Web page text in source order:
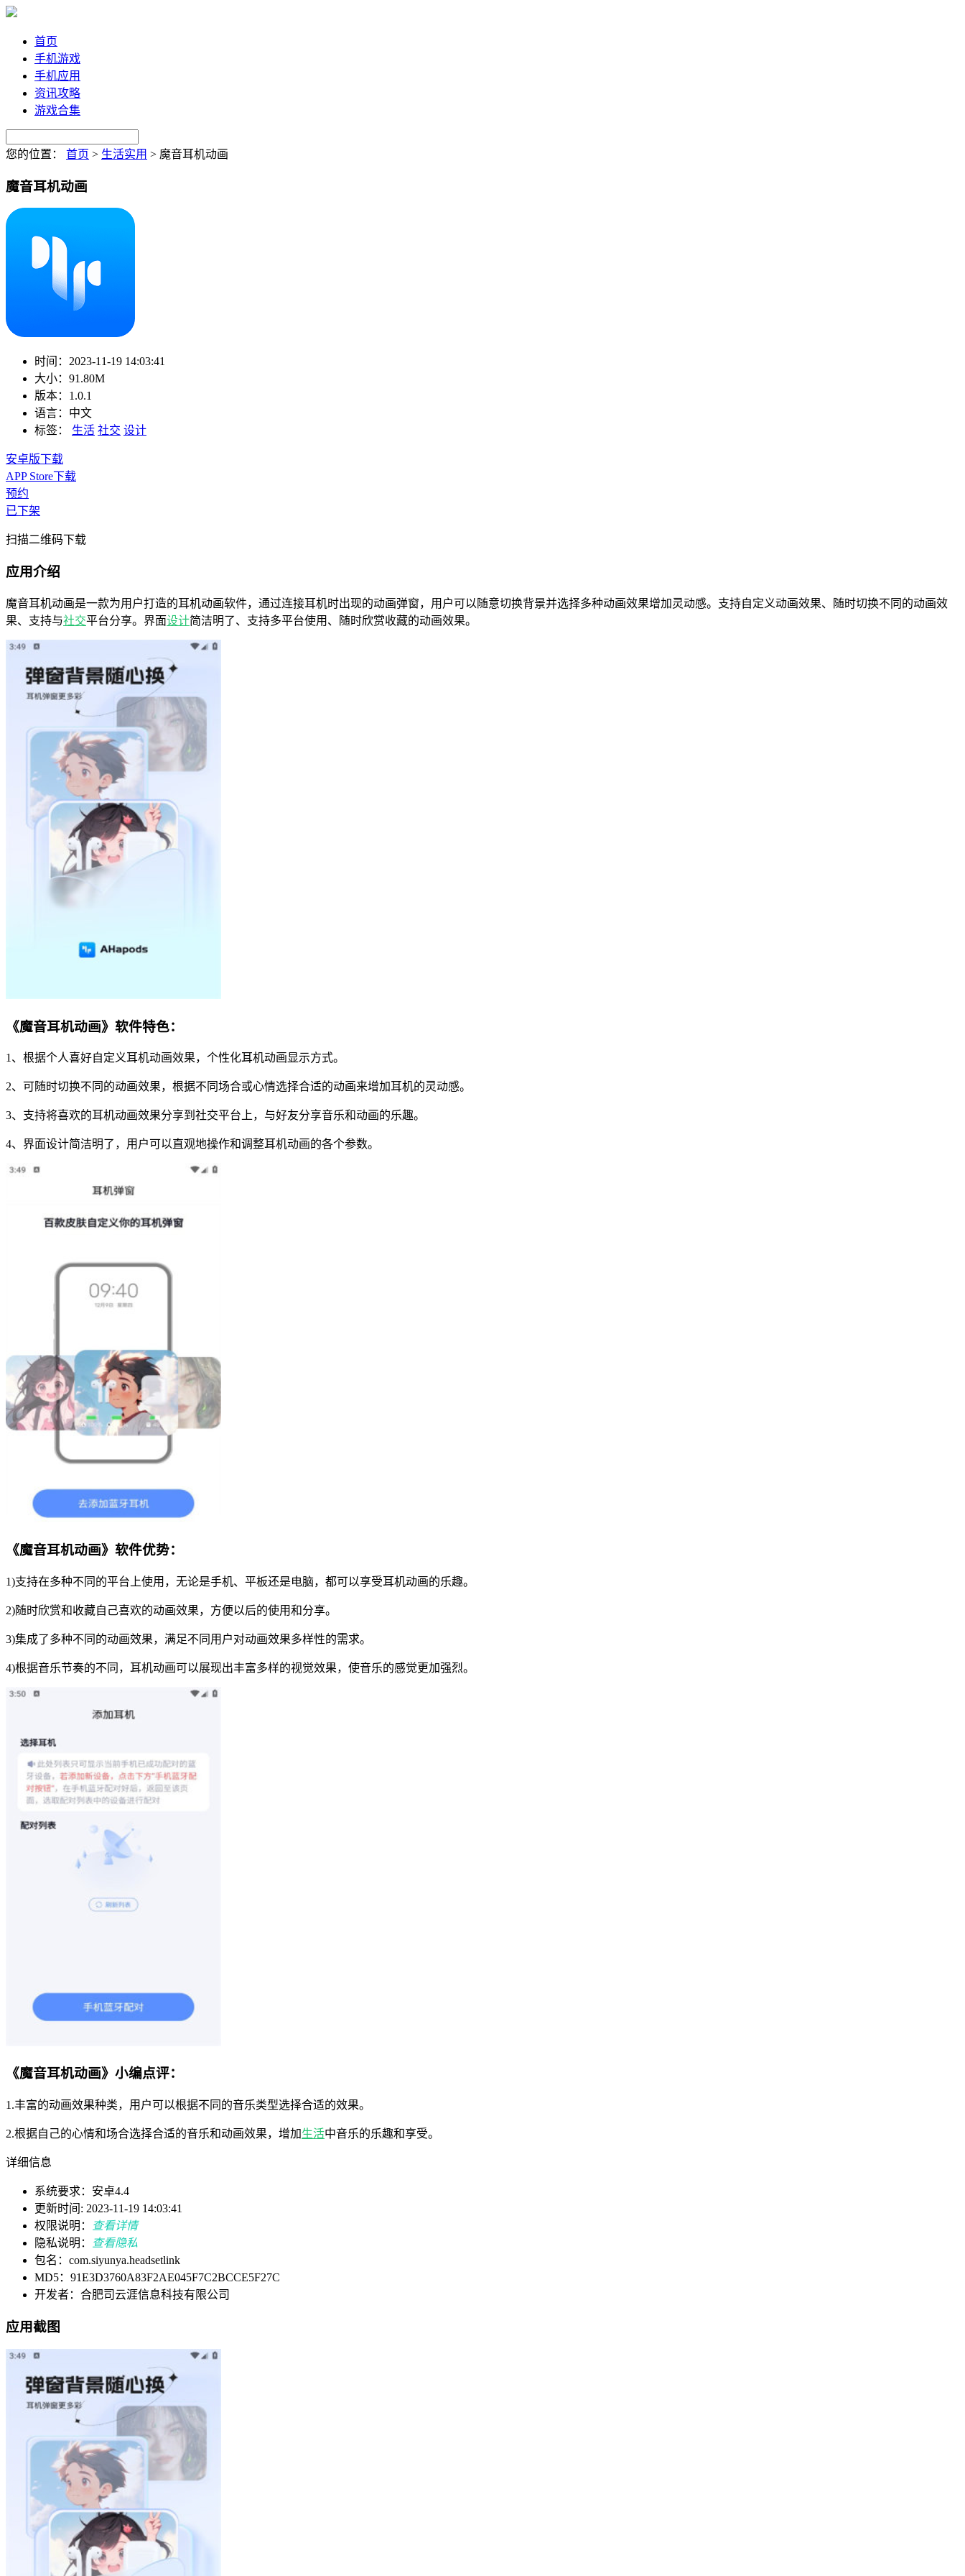
首页
手机游戏
手机应用
资讯攻略
游戏合集
您的位置： 首页 > 生活实用 > 魔音耳机动画
魔音耳机动画
时间： 2023-11-19 14:03:41
大小： 91.80M
版本： 1.0.1
语言： 中文
标签：
生活 社交 设计
安卓版下载
APP Store下载
预约
已下架
扫描二维码下载
应用介绍
魔音耳机动画是一款为用户打造的耳机动画软件，通过连接耳机时出现的动画弹窗，用户可以随意切换背景并选择多种动画效果增加灵动感。支持自定义动画效果、随时切换不同的动画效
果、支持与社交平台分享。界面设计简洁明了、支持多平台使用、随时欣赏收藏的动画效果。
《魔音耳机动画》软件特色：
1、根据个人喜好自定义耳机动画效果，个性化耳机动画显示方式。
2、可随时切换不同的动画效果，根据不同场合或心情选择合适的动画来增加耳机的灵动感。
3、支持将喜欢的耳机动画效果分享到社交平台上，与好友分享音乐和动画的乐趣。
4、界面设计简洁明了，用户可以直观地操作和调整耳机动画的各个参数。
《魔音耳机动画》软件优势：
1)支持在多种不同的平台上使用，无论是手机、平板还是电脑，都可以享受耳机动画的乐趣。
2)随时欣赏和收藏自己喜欢的动画效果，方便以后的使用和分享。
3)集成了多种不同的动画效果，满足不同用户对动画效果多样性的需求。
4)根据音乐节奏的不同，耳机动画可以展现出丰富多样的视觉效果，使音乐的感觉更加强烈。
《魔音耳机动画》小编点评：
1.丰富的动画效果种类，用户可以根据不同的音乐类型选择合适的效果。
2.根据自己的心情和场合选择合适的音乐和动画效果，增加生活中音乐的乐趣和享受。
详细信息
系统要求：安卓4.4
更新时间: 2023-11-19 14:03:41
权限说明：
查看详情
隐私说明：
查看隐私
包名：com.siyunya.headsetlink
MD5：91E3D3760A83F2AE045F7C2BCCE5F27C
开发者：合肥司云涯信息科技有限公司
应用截图